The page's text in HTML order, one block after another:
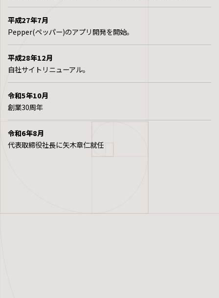
平成27年7月
Pepper(ペッパー)のアプリ開発を開始。
平成28年12月
自社サイトリニューアル。
令和5年10月
創業30周年
令和6年8月
代表取締役社長に矢木章仁就任